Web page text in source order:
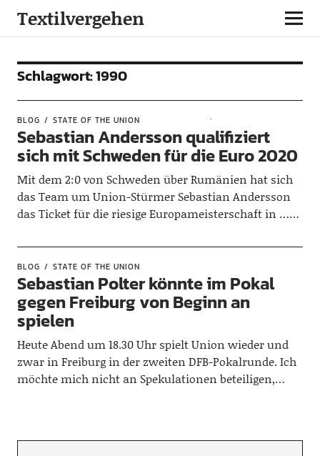
Textilvergehen
Schlagwort:1990
BLOG STATE OF THE UNION
Sebastian Andersson qualifiziert
sich mit Schweden für die Euro 2020
Mit dem 2:0 von Schweden über Rumänien hat sich
das Team um Union-Stürmer Sebastian Andersson
das Ticket für die riesige Europameisterschaft in ……
BLOG STATE OF THE UNION
Sebastian Polter könnte im Pokal
gegen Freiburg von Beginn an
spielen
Heute Abend um 18.30 Uhr spielt Union wieder und
zwar in Freiburg in der zweiten DFB-Pokalrunde. Ich
möchte mich nicht an Spekulationen beteiligen,…